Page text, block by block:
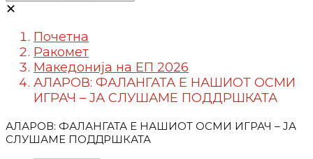
✕
Почетна
Ракомет
Македонија на ЕП 2026
АЛАРОВ: ФАЛАНГАТА Е НАШИОТ ОСМИ
ИГРАЧ – ЈА СЛУШАМЕ ПОДДРШКАТА
АЛАРОВ: ФАЛАНГАТА Е НАШИОТ ОСМИ ИГРАЧ – ЈА
СЛУШАМЕ ПОДДРШКАТА